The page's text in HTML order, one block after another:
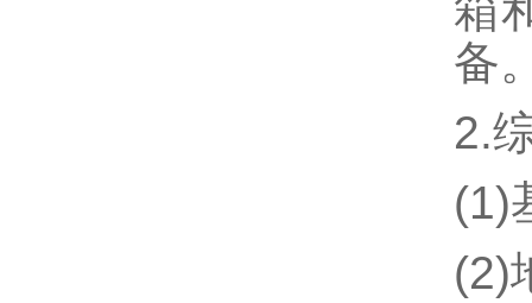
备
2.
(1)
(2)